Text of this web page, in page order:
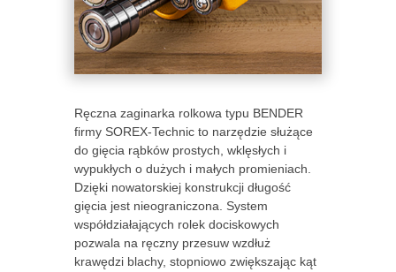
Ręczna zaginarka rolkowa typu BENDER
firmy SOREX-Technic to narzędzie służące
do gięcia rąbków prostych, wklęsłych i
wypukłych o dużych i małych promieniach.
Dzięki nowatorskiej konstrukcji długość
gięcia jest nieograniczona. System
współdziałających rolek dociskowych
pozwala na ręczny przesuw wzdłuż
krawędzi blachy, stopniowo zwiększając kąt